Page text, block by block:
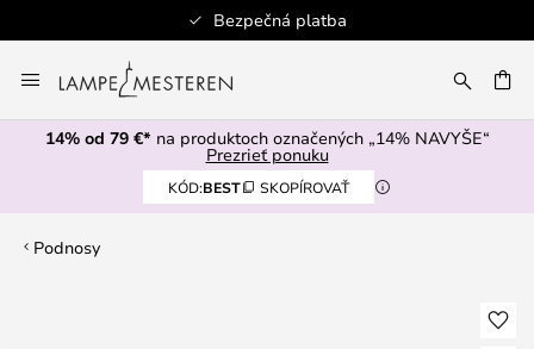
Bezpečná platba
to
Content
14% od 79 €* na produktoch označených „14% NAVYŠE“
Prezrieť ponuku
KÓD:BEST SKOPÍROVAŤ
Podnosy